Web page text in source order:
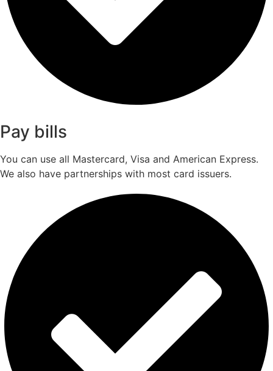
Pay bills
You can use all Mastercard, Visa and American Express.
We also have partnerships with most card issuers.